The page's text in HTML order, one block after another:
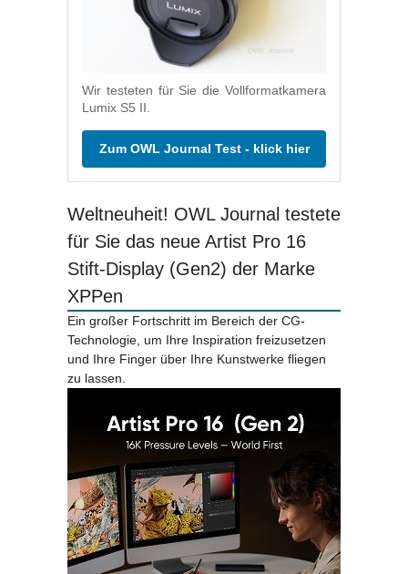
Wir testeten für Sie die Vollformatkamera
Lumix S5 II.
Zum OWL Journal Test - klick hier
Weltneuheit! OWL Journal testete
für Sie das neue Artist Pro 16
Stift-Display (Gen2) der Marke
XPPen
Ein großer Fortschritt im Bereich der CG-
Technologie, um Ihre Inspiration freizusetzen
und Ihre Finger über Ihre Kunstwerke fliegen
zu lassen.